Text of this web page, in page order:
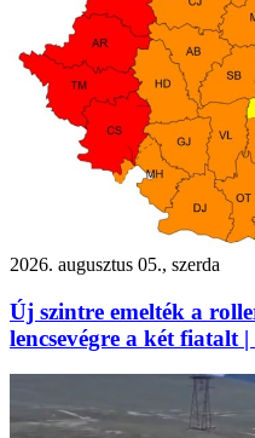
2026. augusztus 05., szerda
Új szintre emelték a
lencsevégre a két fiatalt